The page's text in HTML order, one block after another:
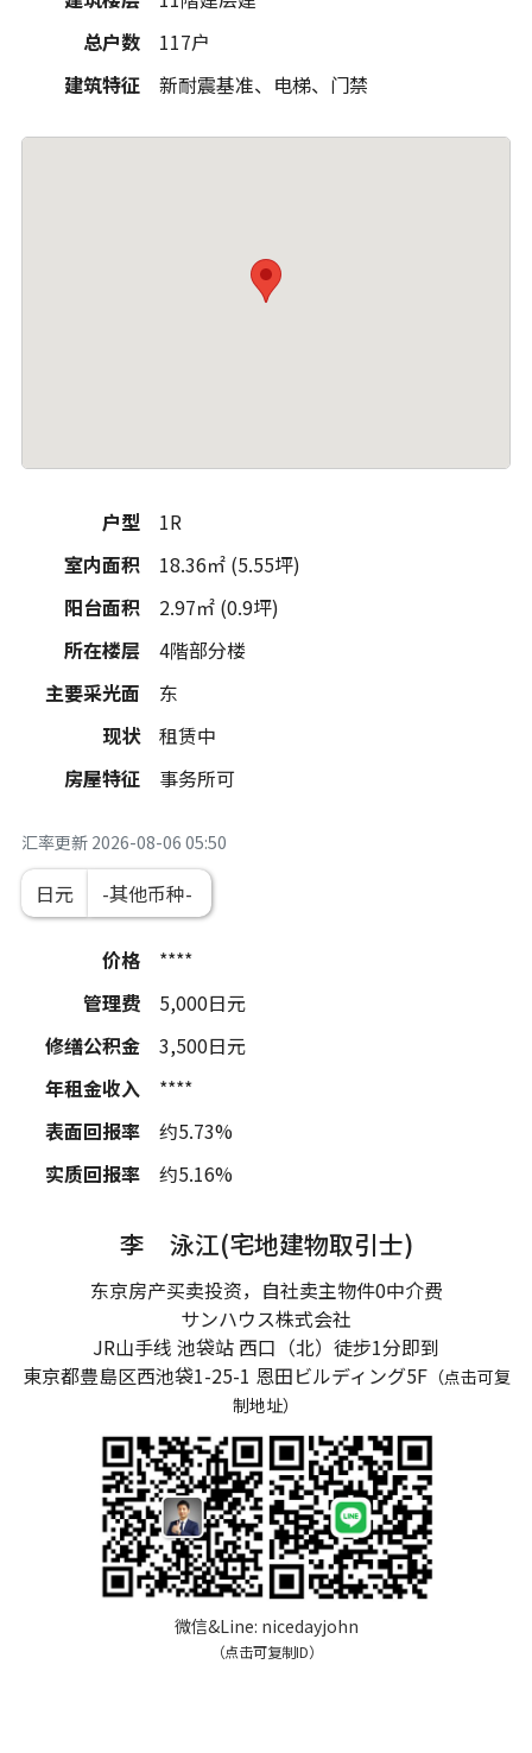
总户数
117户
建筑特征
新耐震基准、电梯、门禁
户型
1R
室内面积
18.36㎡ (5.55坪)
阳台面积
2.97㎡ (0.9坪)
所在楼层
4階部分楼
主要采光面
东
现状
租赁中
房屋特征
事务所可
汇率更新 2026-08-06 05:50
日元
价格
****
管理费
5,000日元
修缮公积金
3,500日元
年租金收入
****
表面回报率
约5.73%
实质回报率
约5.16%
李 泳江(宅地建物取引士)
东京房产买卖投资，自社卖主物件0中介费
サンハウス株式会社
JR山手线 池袋站 西口（北）徒步1分即到
東京都豊島区西池袋1-25-1 恩田ビルディング5F（点击可复
制地址）
微信&Line: nicedayjohn
（点击可复制ID）